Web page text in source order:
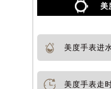
美
美度手表进
美度手表走